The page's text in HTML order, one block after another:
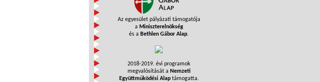
Az egyesület pályázati támogatója
a Miniszterelnökség
és a Bethlen Gábor Alap.
2018-2019. évi programok
megvalósítását a Nemzeti
Együttműködési Alaptámogatta.